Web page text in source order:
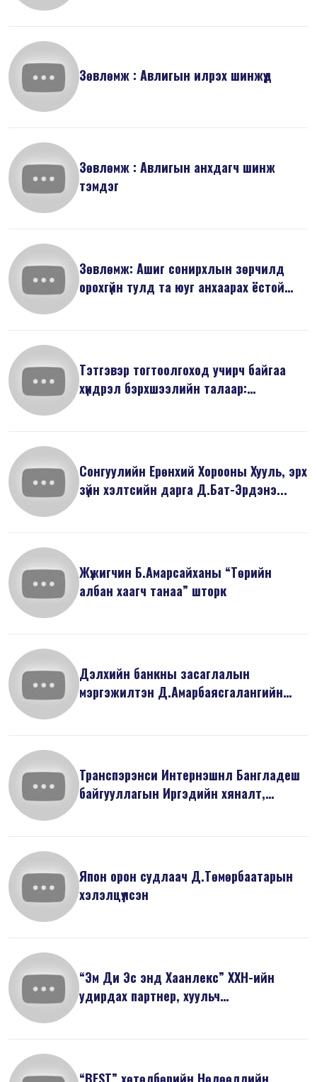
Зөвлөмж : Авлигын илрэх шинжүүд
Зөвлөмж : Авлигын анхдагч шинж
тэмдэг
Зөвлөмж: Ашиг сонирхлын зөрчилд
орохгүйн тулд та юуг анхаарах ёстой
Тэтгэвэр тогтоолгоход учирч байгаа
хүндрэл бэрхшээлийн талаар:
Сонгуулийн Ерөнхий Хорооны Хууль, эрх
зүйн хэлтсийн дарга Д.Бат-Эрдэнэ...
Жүжигчин Б.Амарсайханы “Төрийн
албан хаагч танаа” шторк
Дэлхийн банкны засаглалын
мэргэжилтэн Д.Амарбаясгалангийн
Транспэрэнси Интернэшнл Бангладеш
байгууллагын Иргэдийн хяналт,
Япон орон судлаач Д.Төмөрбаатарын
хэлэлцүүлсэн
“Эм Ди Эс энд Хаанлекс” ХХН-ийн
удирдах партнер, хуульч
“BEST” хөтөлбөрийн Нөлөөллийн